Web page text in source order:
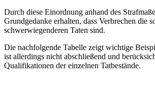
Durch diese Einordnung anhand des
Grundgedanke erhalten, dass Verbrechen die
schwerwiegenderen Taten sind.
Die nachfolgende Tabelle zeigt wichtige
ist allerdings nicht abschließend und
Qualifikationen der einzelnen Tatbestände.